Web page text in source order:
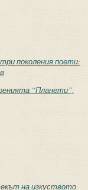
поколения поети:
“Планети”,
на изкуството